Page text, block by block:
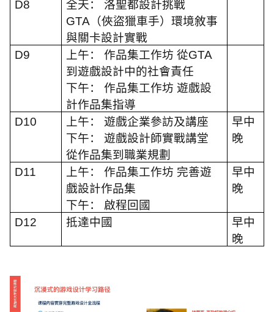
D8
全天： 洛聖都設計挑戰
GTA （俠盜獵車手）環境敘事
與關卡設計實戰
D9
上午： 作品集工作坊 從GTA
到遊戲設計中的社會責任
下午： 作品集工作坊 遊戲設
計作品集指導
D10
上午： 遊戲企業參訪及講座
下午： 遊戲設計師實戰講堂
從作品集到職業規劃
早中
晚
D11
上午： 作品集工作坊 完善遊
戲設計作品集
下午： 啟程回國
早中
晚
D12 抵達中國
早中
晚